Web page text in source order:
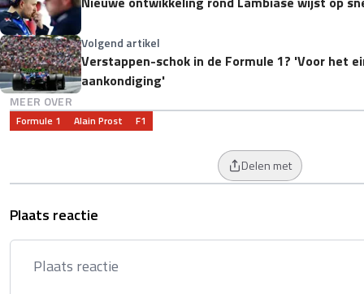
Volgend artikel
Verstappen-schok in de Formule 1? 'Voor het
aankondiging'
MEER OVER
Formule 1 Alain Prost F1
Delen met
Plaats reactie